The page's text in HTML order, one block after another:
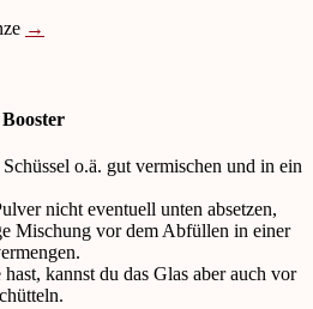
→
o.ä. gut vermischen und in ein
nicht eventuell unten absetzen,
Mischung vor dem Abfüllen in einer
kannst du das Glas aber auch vor